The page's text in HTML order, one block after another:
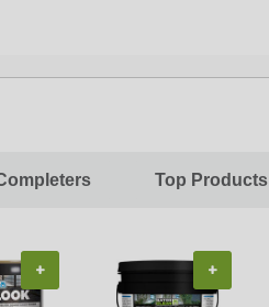
Top Products
+ +